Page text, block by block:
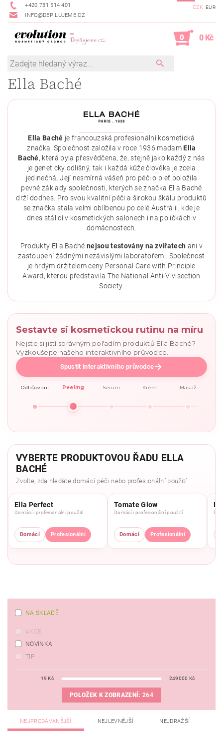
+420 731 514 401
INFO@DEPILUJEME.CZ
CZK EUR
0 0 Kč
Ella Baché
Ella Baché je francouzská profesionální kosmetická
značka. Společnost založila v roce 1936 madam Ella
Baché, která byla přesvědčena, že, stejně jako každý z nás
je geneticky odlišný, tak i každá kůže člověka je zcela
jedinečná. Její nesmírná vášeň pro péči o pleť položila
pevné základy společnosti, kterých se značka Ella Baché
drží dodnes. Pro svou kvalitní péči a širokou škálu produktů
se značka stala velmi oblíbenou po celé Austrálii, kde je
dnes stálicí v kosmetických salonech i na poličkách v
domácnostech.
Produkty Ella Bachénejsou testovány na zvířatech ani v
zastoupení žádnými nezávislými laboratořemi. Společnost
je hrdým držitelem ceny Personal Care with Principle
Award, kterou představila The National Anti-Vivisection
Society.
Sestavte si kosmetickou rutinu na míru
Nejste si jistí správným pořadím produktů Ella Baché?
Vyzkoušejte našeho interaktivního průvodce.
Spustit interaktivního průvodce
Odličování Peeling Sérum Krém Masáž
VYBERTE PRODUKTOVOU ŘADU ELLA
BACHÉ
Zvolte, zda hledáte domácí péči nebo profesionální použití.
Ella Perfect
Domácí i profesionální použití
Domácí Profesionální
Tomate Glow
Domácí i profesionální použití
Domácí Profesionální
NA SKLADĚ
AKCE
NOVINKA
TIP
19 Kč 249000 Kč
POLOŽEK K ZOBRAZENÍ: 264
NEJPRODÁVANĚJŠÍ NEJLEVNĚJŠÍ NEJDRAŽŠÍ